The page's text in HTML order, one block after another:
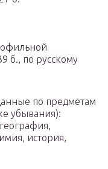
б., по русскому
по предметам
убывания):
история,